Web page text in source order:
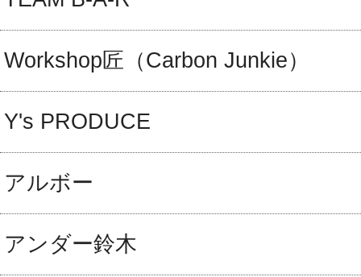
Workshop匠（Carbon Junkie）
Y's PRODUCE
アルボー
アンダー鈴木